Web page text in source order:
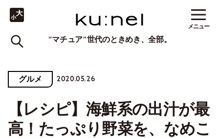
"マチュア"世代のときめき、全部。
メニュー
グルメ 2020.05.26
【レシピ】海鮮系の出汁が最
高！たっぷり野菜を、なめこ